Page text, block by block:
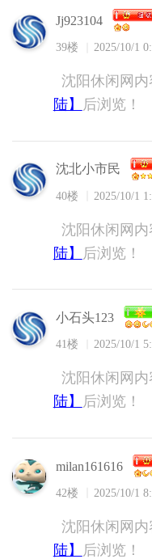
Jj923104
39楼 2025/10/1
沈阳休闲网
陆】
后浏览！
沈北小市民
40楼 2025/10/1
沈阳休闲网
陆】
后浏览！
小石头123
41楼 2025/10/1
沈阳休闲网
陆】
后浏览！
milan161616
42楼 2025/10/1
沈阳休闲网
陆】
后浏览！